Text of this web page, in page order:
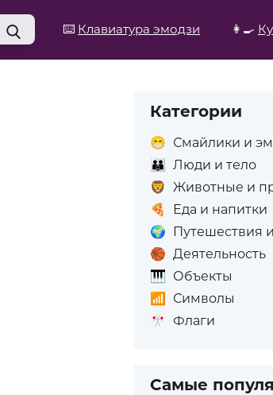
⌨️ Клавиатура эмодзи 👩‍🍳
Категории
😁 Смайлики и
👪
Люди и тело
🦁 Животные и
🍕
Еда и напитки
🌍 Путешествия
🏀 Деятельность
🎹 Объекты
📶
Символы
🎌 Флаги
Самые